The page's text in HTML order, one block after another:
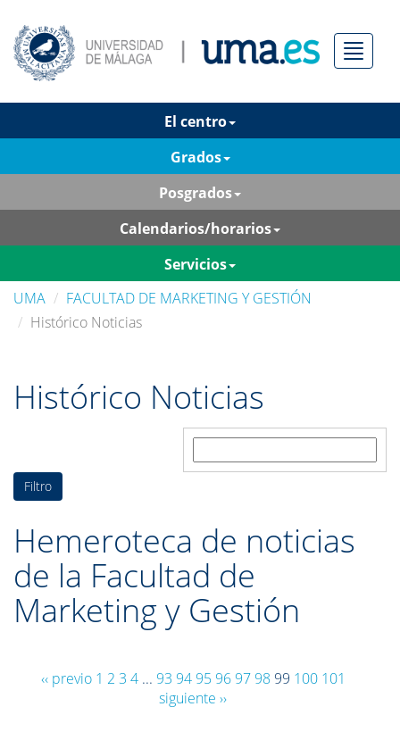
Menú
El centro
Grados
Posgrados
Calendarios/horarios
Servicios
UMA
FACULTAD DE MARKETING Y GESTIÓN
Histórico Noticias
Histórico Noticias
Hemeroteca de noticias
de la Facultad de
Marketing y Gestión
‹‹ previo 1 2 3 4... 93 94 95 96 97 98 99 100 101
siguiente ››